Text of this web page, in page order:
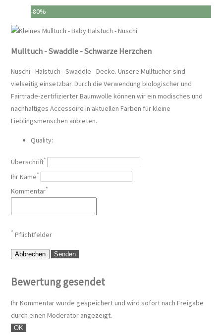
-80%
Mulltuch - Swaddle - Schwarze Herzchen
Nuschi - Halstuch - Swaddle - Decke. Unsere Mulltücher sind
vielseitig einsetzbar. Durch die Verwendung biologischer und
Fairtrade-zertifizierter Baumwolle können wir ein modisches und
nachhaltiges Accessoire in aktuellen Farben für kleine
Lieblingsmenschen anbieten.
Quality:
Überschrift*
Ihr Name*
Kommentar*
* Pflichtfelder
Abbrechen Senden
Bewertung gesendet
Ihr Kommentar wurde gespeichert und wird sofort nach Freigabe
durch einen Moderator angezeigt.
OK